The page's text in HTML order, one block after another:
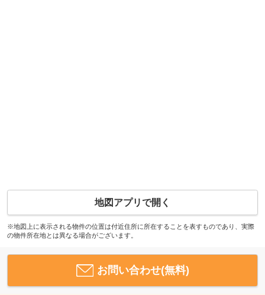
地図アプリで開く
※地図上に表示される物件の位置は付近住所に所在することを表すものであり、実際
の物件所在地とは異なる場合がございます。
お問い合わせ(無料)